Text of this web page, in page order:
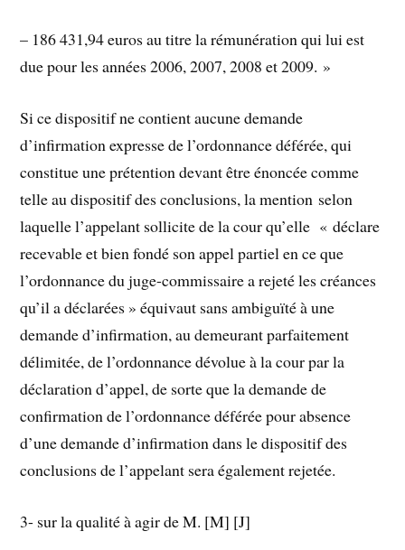
– 186 431,94 euros au titre la rémunération qui lui est
due pour les années 2006, 2007, 2008 et 2009. »
Si ce dispositif ne contient aucune demande
d’infirmation expresse de l’ordonnance déférée, qui
constitue une prétention devant être énoncée comme
telle au dispositif des conclusions, la mention selon
laquelle l’appelant sollicite de la cour qu’elle « déclare
recevable et bien fondé son appel partiel en ce que
l’ordonnance du juge-commissaire a rejeté les créances
qu’il a déclarées » équivaut sans ambiguïté à une
demande d’infirmation, au demeurant parfaitement
délimitée, de l’ordonnance dévolue à la cour par la
déclaration d’appel, de sorte que la demande de
confirmation de l’ordonnance déférée pour absence
d’une demande d’infirmation dans le dispositif des
conclusions de l’appelant sera également rejetée.
3- sur la qualité à agir de M. [M] [J]